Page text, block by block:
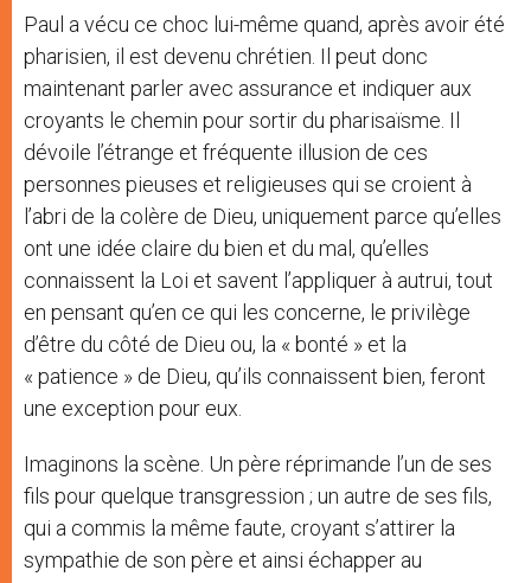
Paul a vécu ce choc lui-même quand, après avoir été
pharisien, il est devenu chrétien. Il peut donc
maintenant parler avec assurance et indiquer aux
croyants le chemin pour sortir du pharisaïsme. Il
dévoile l’étrange et fréquente illusion de ces
personnes pieuses et religieuses qui se croient à
l’abri de la colère de Dieu, uniquement parce qu’elles
ont une idée claire du bien et du mal, qu’elles
connaissent la Loi et savent l’appliquer à autrui, tout
en pensant qu’en ce qui les concerne, le privilège
d’être du côté de Dieu ou, la « bonté » et la
« patience » de Dieu, qu’ils connaissent bien, feront
une exception pour eux.
Imaginons la scène. Un père réprimande l’un de ses
fils pour quelque transgression ; un autre de ses fils,
qui a commis la même faute, croyant s’attirer la
sympathie de son père et ainsi échapper au